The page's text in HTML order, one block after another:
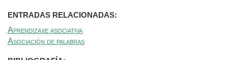
ENTRADAS RELACIONADAS:
Aprendizaxe asociativa
Asociación de palabras